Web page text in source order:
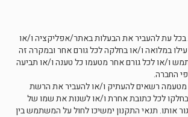
עת להעביר את הבעלות באתר/אפליקציה ו/או
במלואה ו/או בחלקה לכל גורם אחר ובמקרה זה
ו/או לכל גורם אחר מטעמו כל טענה ו/או תביעה
החברה.
מטעמה רשאים להעתיק ו/או להעביר את הרשת
לכל כתובת אחרת ו/או לשנות את שמו של
אותו. תנאי התקנון ימשיכו לחול על המשתמש בין